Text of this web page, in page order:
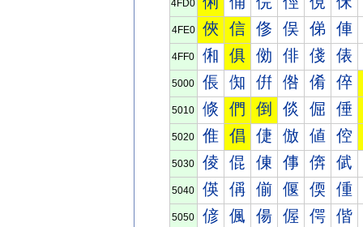
4FD0
4FE0 俠 信 俢 俣 俤 俥
4FF0 俰 俱 俲 俳 俴 俵
5000 倀 倁 倂 倃 倄 倅
5010 倐 們 倒 倓 倔 倕
5020 倠 倡 倢 倣 値 倥
5030 倰 倱 倲 倳 倴 倵
5040 偀 偁 偂 偃 偄 偅
5050 偐 偑 偒 偓 偔 偕